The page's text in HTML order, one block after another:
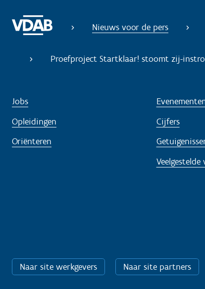
Nieuws voor de pers
Proefproject Startklaar! stoomt zij-
Jobs
Opleidingen
Oriënteren
Cijfers
Veelgestelde
Naar site werkgevers Naar site partners